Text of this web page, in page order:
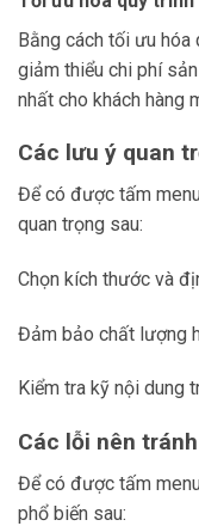
Bằng cách tối ưu hóa
giảm thiểu chi phí
nhất cho khách hàng
Các lưu ý quan
Để có được tấm
quan trọng sau:
Chọn kích thước và
Đảm bảo chất lượng
Kiểm tra kỹ nội dung
Các lỗi nên
Để có được tấm
phổ biến sau: